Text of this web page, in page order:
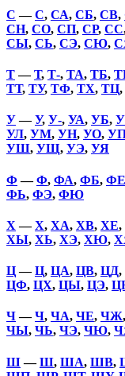
С —С, СА, СБ, СВ,
СН, СО, СП, СР, СС
СЫ, СЬ, СЭ, СЮ,
Т—Т, Т-, ТА, ТБ,
ТТ, ТУ, ТФ, ТХ, ТЦ,
У—У, У-, УА, УБ,
УЛ, УМ, УН, УО,
УШ, УЩ, УЭ, УЯ
Ф —Ф, ФА, ФБ, ФЕ
ФЬ, ФЭ, ФЮ
Х —Х, ХА, ХВ, ХЕ,
ХЫ, ХЬ, ХЭ, ХЮ,
Ц—Ц, ЦА, ЦВ, ЦД,
ЦФ, ЦХ, ЦЫ, ЦЭ,
Ч—Ч, ЧА, ЧЕ, ЧЖ,
ЧЫ, ЧЬ, ЧЭ, ЧЮ,
Ш—Ш, ША, ШВ,